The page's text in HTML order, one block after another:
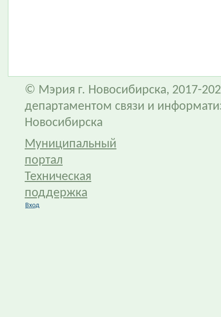
© Мэрия г. Новосибирска, 2017-
департаментом связи и
Новосибирска
Муниципальный
портал
Техническая
поддержка
Вход